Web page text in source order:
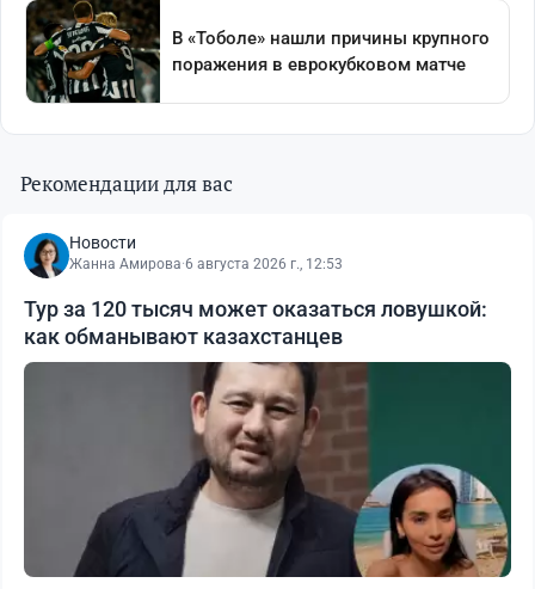
Рекомендации для вас
Новости
Жанна Амирова·6 августа 2026 г., 12:53
Тур за 120 тысяч может оказаться ловушкой:
как обманывают казахстанцев